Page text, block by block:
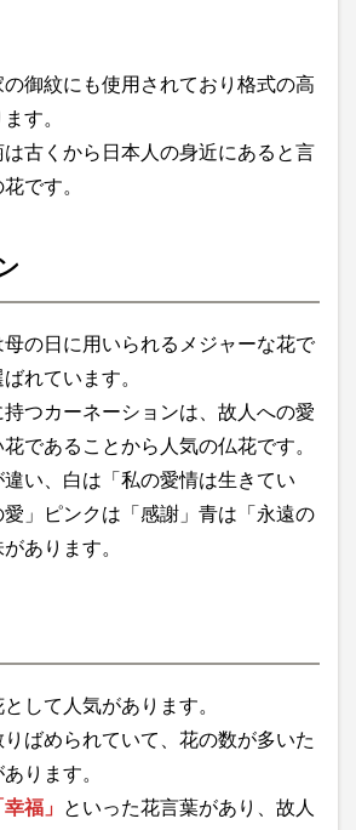
の御紋にも使用されており格式の高
す。
古くから日本人の身近にあると言
です。
の日に用いられるメジャーな花で
れています。
持つカーネーションは、故人への愛
であることから人気の仏花です。
い、白は「私の愛情は生きてい
」ピンクは「感謝」青は「永遠の
あります。
して人気があります。
ばめられていて、花の数が多いた
あります。
福」
といった花言葉があり、故人